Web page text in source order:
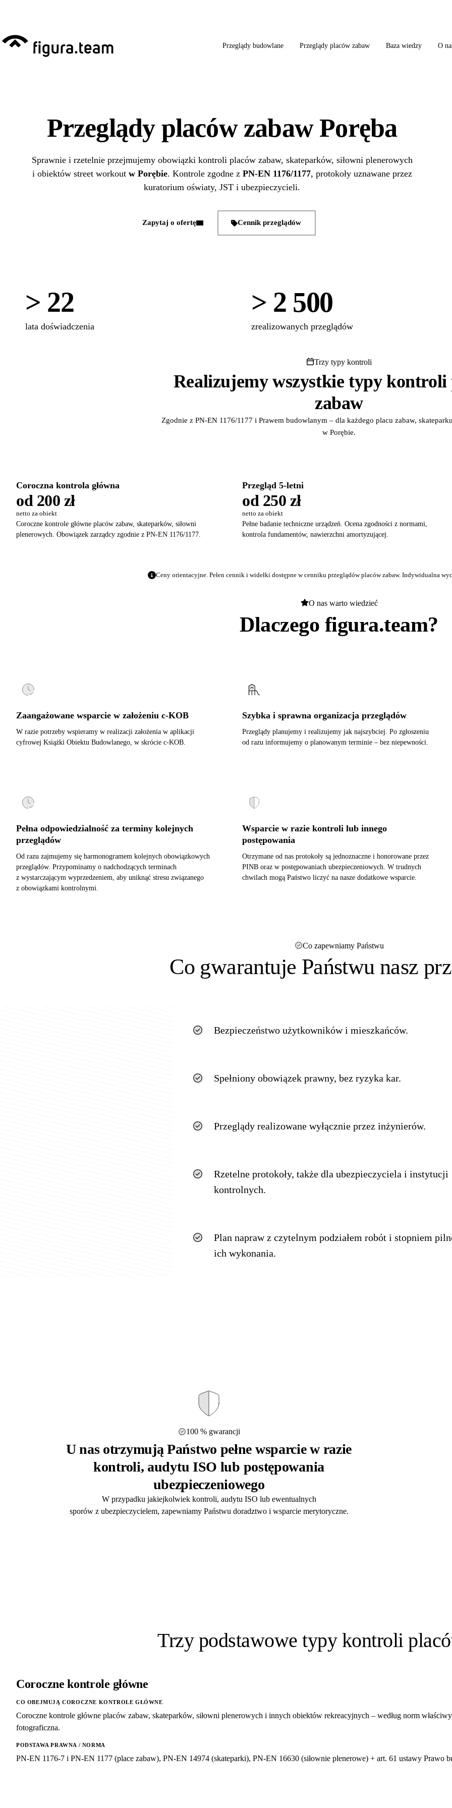
Przeglądy budowlane Przeglądy placów zabaw Baza wiedzy O
Przeglądy placów zabaw Poręba
Sprawnie i rzetelnie przejmujemy obowiązki kontroli placów zabaw, skateparków, siłowni plenerowych
i obiektów street workout w Porębie. Kontrole zgodne z PN-EN 1176/1177, protokoły uznawane przez
kuratorium oświaty, JST i ubezpieczycieli.
Zapytaj o ofertę Cennik przeglądów
> 22
lata doświadczenia
> 2 500
zrealizowanych przeglądów
Trzy typy kontroli
Realizujemy wszystkie typy kontroli
zabaw
Zgodnie z PN-EN 1176/1177 i Prawem budowlanym – dla każdego placu zabaw,
w Porębie.
Coroczna kontrola główna
od 200 zł
netto za obiekt
Coroczne kontrole główne placów zabaw, skateparków, siłowni
plenerowych. Obowiązek zarządcy zgodnie z PN-EN 1176/1177.
Przegląd 5-letni
od 250 zł
netto za obiekt
Pełne badanie techniczne urządzeń. Ocena zgodności z normami,
kontrola fundamentów, nawierzchni amortyzującej.
Ceny orientacyjne. Pełen cennik i widełki dostępne wcenniku przeglądów placów zabaw. Indywidualna
O nas warto wiedzieć
Dlaczego figura.team?
Zaangażowane wsparcie w założeniu c-KOB
W razie potrzeby wspieramy w realizacji założenia w aplikacji
cyfrowej Książki Obiektu Budowlanego, w skrócie c-KOB.
Szybka i sprawna organizacja przeglądów
Przeglądy planujemy i realizujemy jak najszybciej. Po zgłoszeniu
od razu informujemy o planowanym terminie – bez niepewności.
Pełna odpowiedzialność za terminy kolejnych
przeglądów
Od razu zajmujemy się harmonogramem kolejnych obowiązkowych
przeglądów. Przypominamy o nadchodzących terminach
z wystarczającym wyprzedzeniem, aby uniknąć stresu związanego
z obowiązkami kontrolnymi.
Wsparcie w razie kontroli lub innego
postępowania
Otrzymane od nas protokoły są jednoznaczne i honorowane przez
PINB oraz w postępowaniach ubezpieczeniowych. W trudnych
chwilach mogą Państwo liczyć na nasze dodatkowe wsparcie.
Co zapewniamy Państwu
Co gwarantuje Państwu nasz
Bezpieczeństwo użytkowników i mieszkańców.
Spełniony obowiązek prawny, bez ryzyka kar.
Przeglądy realizowane wyłącznie przez inżynierów.
Rzetelne protokoły, także dla ubezpieczyciela i instytucji
kontrolnych.
Plan napraw z czytelnym podziałem robót i stopniem
ich wykonania.
100 % gwarancji
U nas otrzymują Państwo pełne wsparcie w razie
kontroli, audytu ISO lub postępowania
ubezpieczeniowego
W przypadku jakiejkolwiek kontroli, audytu ISO lub ewentualnych
sporów z ubezpieczycielem, zapewniamy Państwu doradztwo i wsparcie merytoryczne.
Trzy podstawowe typy kontroli
Coroczne kontrole główne
CO OBEJMUJĄ COROCZNE KONTROLE GŁÓWNE
Coroczne kontrole główne placów zabaw, skateparków, siłowni plenerowych i innych obiektów rekreacyjnych – według norm
fotograficzna.
PODSTAWA PRAWNA / NORMA
PN-EN 1176-7 i PN-EN 1177 (place zabaw), PN-EN 14974 (skateparki), PN-EN 16630 (siłownie plenerowe) + art. 61 ustawy Prawo